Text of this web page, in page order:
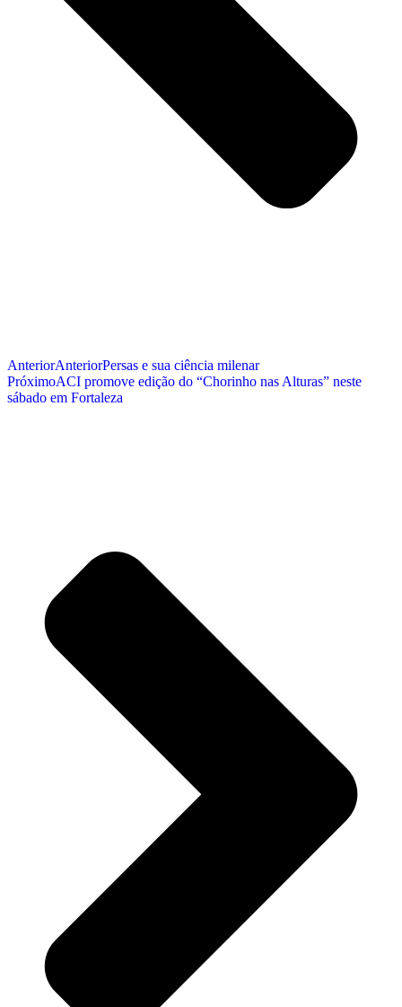
AnteriorAnteriorPersas e sua ciência milenar
PróximoACI promove edição do “Chorinho nas Alturas” neste
sábado em Fortaleza